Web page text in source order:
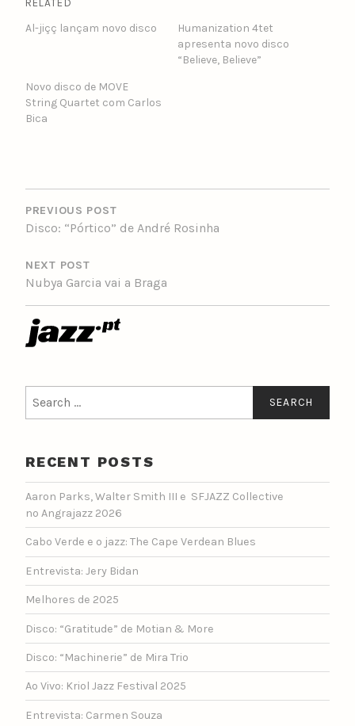
RELATED
Al-jiçç lançam novo disco
Humanization 4tet
apresenta novo disco
“Believe, Believe”
Novo disco de MOVE
String Quartet com Carlos
Bica
POST
NAVIGATION
PREVIOUS POST
Disco: “Pórtico” de André Rosinha
NEXT POST
Nubya Garcia vai a Braga
for:
RECENT POSTS
Aaron Parks, Walter Smith III e SFJAZZ Collective
no Angrajazz 2026
Cabo Verde e o jazz: The Cape Verdean Blues
Entrevista: Jery Bidan
Melhores de 2025
Disco: “Gratitude” de Motian & More
Disco: “Machinerie” de Mira Trio
Ao Vivo: Kriol Jazz Festival 2025
Entrevista: Carmen Souza